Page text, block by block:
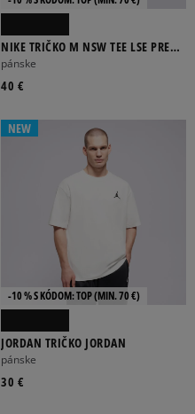
NIKE TRIČKO M NSW TEE LSE PREM
ESS SUST
pánske
40 €
NEW
-10 % S KÓDOM: TOP (MIN. 70 €)
JORDAN TRIČKO JORDAN
pánske
30 €